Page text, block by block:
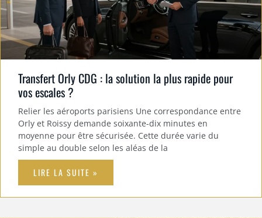
Transfert Orly CDG : la solution la plus rapide pour
vos escales ?
Relier les aéroports parisiens Une correspondance entre
Orly et Roissy demande soixante-dix minutes en
moyenne pour être sécurisée. Cette durée varie du
simple au double selon les aléas de la
LIRE LA SUITE »